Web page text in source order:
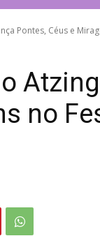
Pontes, Céus e
no